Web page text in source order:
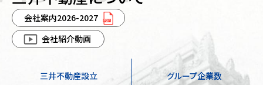
会社案内2026-2027
会社紹介動画
三井不動産設立 グループ企業数